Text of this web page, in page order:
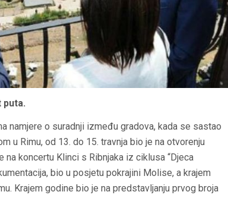
puta.
namjere o suradnji između gradova, kada se sastao
u Rimu, od 13. do 15. travnja bio je na otvorenju
koncertu Klinci s Ribnjaka iz ciklusa “Djeca
bio u posjetu pokrajini Molise, a krajem
Krajem godine bio je na predstavljanju prvog broja